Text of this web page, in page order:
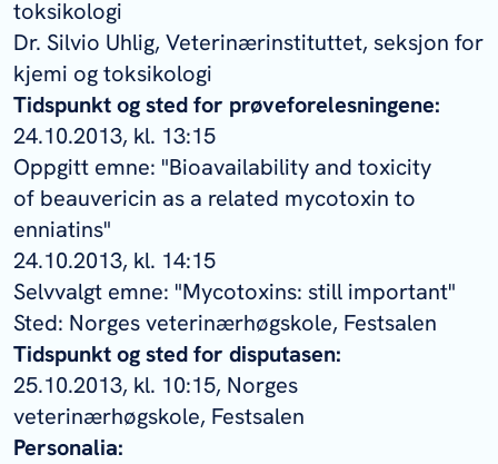
toksikologi
Dr. Silvio Uhlig, Veterinærinstituttet, seksjon for
kjemi og toksikologi
Tidspunkt og sted for prøveforelesningene:
24.10.2013, kl. 13:15
Oppgitt emne: "Bioavailability and toxicity
of beauvericin as a related mycotoxin to
enniatins"
24.10.2013, kl. 14:15
Selvvalgt emne: "Mycotoxins: still important"
Sted: Norges veterinærhøgskole, Festsalen
Tidspunkt og sted for disputasen:
25.10.2013, kl. 10:15, Norges
veterinærhøgskole, Festsalen
Personalia: